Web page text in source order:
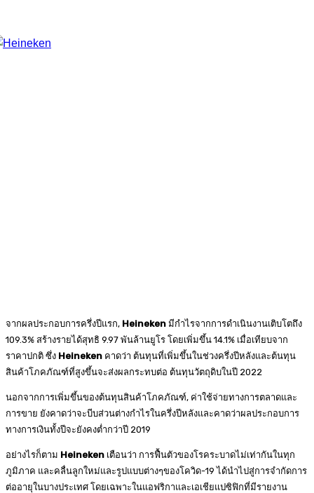
จากผลประกอบการครึ่งปีแรก, Heineken มีกำไรจากการดำเนินงานเติบโตถึง
109.3% สร้างรายได้สุทธิ 9.97 พันล้านยูโร โดยเพิ่มขึ้น 14.1% เมื่อเทียบจาก
ราคาปกติ ซึ่ง Heineken คาดว่า ต้นทุนที่เพิ่มขึ้นในช่วงครึ่งปีหลังและต้นทุน
สินค้าโภคภัณฑ์ที่สูงขึ้นจะส่งผลกระทบต่อ ต้นทุนวัตถุดิบในปี 2022
นอกจากการเพิ่มขึ้นของต้นทุนสินค้าโภคภัณฑ์, ค่าใช้จ่ายทางการตลาดและ
การขาย ยังคาดว่าจะบีบส่วนต่างกำไรในครึ่งปีหลังและคาดว่าผลประกอบการ
ทางการเงินทั้งปีจะยังคงต่ำกว่าปี 2019
อย่างไรก็ตาม Heineken เตือนว่า การฟื้นตัวของโรคระบาดไม่เท่ากันในทุก
ภูมิภาค และคลื่นลูกใหม่และรูปแบบต่างๆของโควิด-19 ได้นำไปสู่การจำกัดการ
ต่ออายุในบางประเทศ โดยเฉพาะในแอฟริกาและเอเชียแปซิฟิกที่มีรายงาน